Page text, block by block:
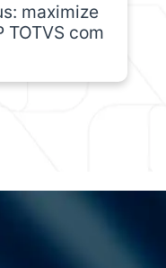
maximize
TOTVS com